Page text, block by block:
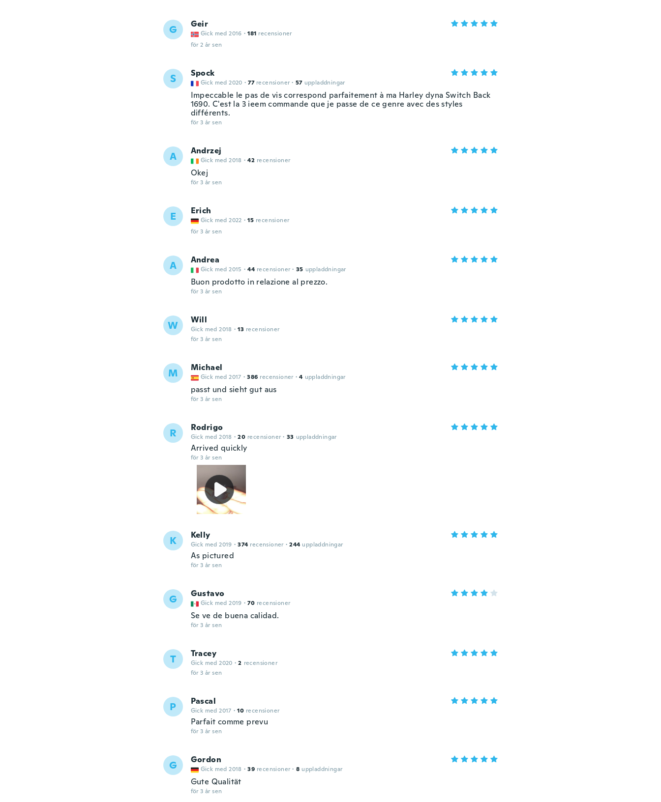
G Geir
Gick med 2016 · 181 recensioner
för 2 år sen
S Spock
Gick med 2020 · 77 recensioner · 57 uppladdningar
Impeccable le pas de vis correspond parfaitement à ma Harley dyna Switch Back
1690. C'est la 3 ieem commande que je passe de ce genre avec des styles
différents.
för 3 år sen
A Andrzej
Gick med 2018 · 42 recensioner
Okej
för 3 år sen
E Erich
Gick med 2022 · 15 recensioner
för 3 år sen
A Andrea
Gick med 2015 · 44 recensioner · 35 uppladdningar
Buon prodotto in relazione al prezzo.
för 3 år sen
W Will
Gick med 2018 · 13 recensioner
för 3 år sen
M Michael
Gick med 2017 · 386 recensioner · 4 uppladdningar
passt und sieht gut aus
för 3 år sen
R Rodrigo
Gick med 2018 · 20 recensioner · 33 uppladdningar
Arrived quickly
för 3 år sen
K Kelly
Gick med 2019 · 374 recensioner · 244 uppladdningar
As pictured
för 3 år sen
G Gustavo
Gick med 2019 · 70 recensioner
Se ve de buena calidad.
för 3 år sen
T Tracey
Gick med 2020 · 2 recensioner
för 3 år sen
P Pascal
Gick med 2017 · 10 recensioner
Parfait comme prevu
för 3 år sen
G Gordon
Gick med 2018 · 39 recensioner · 8 uppladdningar
Gute Qualität
för 3 år sen